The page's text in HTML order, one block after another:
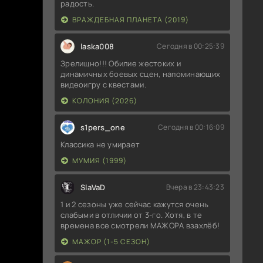
радость.
ВРАЖДЕБНАЯ ПЛАНЕТА (2019)
laska008 Сегодня в 00:25:39
Зрелищно!!! Обилие жестоких и
динамичных боевых сцен, напоминающих
видеоигру с квестами.
КОЛОНИЯ (2026)
s1pers_one Сегодня в 00:16:09
Классика не умирает
МУМИЯ (1999)
SlaVaD Вчера в 23:43:23
1 и 2 сезоны уже сейчас кажутся очень
слабыми в отличии от 3-го. Хотя, в те
времена все смотрели МАЖОРА взахлёб!
МАЖОР (1-5 СЕЗОН)